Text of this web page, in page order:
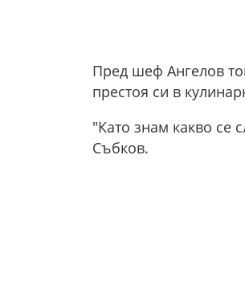
Пред шеф Ангелов
престоя си в
"Като знам какво се
Събков.